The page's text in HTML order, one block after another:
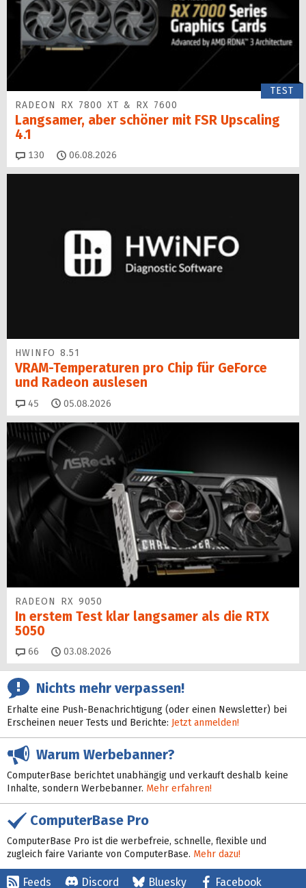
TEST
RADEON RX 7800 XT & RX 7600
Langsamer, aber schöner mit FSR Upscaling
4.1
130 Kommentare
06.08.2026
HWINFO 8.51
VRAM-Temperaturen pro Chip für GeForce
und Radeon auslesen
45 Kommentare
05.08.2026
RADEON RX 9050
In erstem Test klar langsamer als die RTX
5050
66 Kommentare
03.08.2026
Nichts mehr verpassen!
Erhalte eine Push-Benachrichtigung (oder einen Newsletter) bei
Erscheinen neuer Tests und Berichte: Jetzt anmelden!
Warum Werbebanner?
ComputerBase berichtet unabhängig und verkauft deshalb keine
Inhalte, sondern Werbebanner. Mehr erfahren!
ComputerBase Pro
ComputerBase Pro ist die werbefreie, schnelle, flexible und
zugleich faire Variante von ComputerBase. Mehr dazu!
Feeds Discord Bluesky Facebook